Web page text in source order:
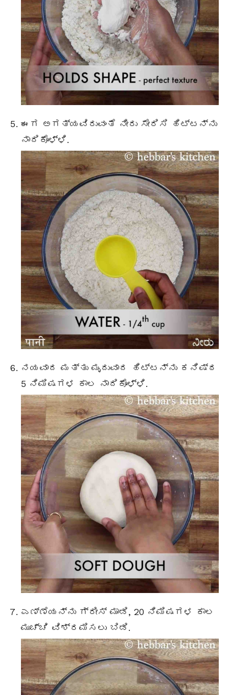
ಈಗ ಅಗತ್ಯವಿರುವಂತೆ ನೀರು ಸೇರಿಸಿ ಹಿಟ್ಟನ್ನು
ನಾದಿಕೊಳ್ಳಿ.
ನಯವಾದ ಮತ್ತು ಮೃದುವಾದ ಹಿಟ್ಟನ್ನು ಕನಿಷ್ಠ
5 ನಿಮಿಷಗಳ ಕಾಲ ನಾದಿಕೊಳ್ಳಿ.
ಎಣ್ಣೆಯನ್ನು ಗ್ರೀಸ್ ಮಾಡಿ, 20 ನಿಮಿಷಗಳ ಕಾಲ
ಮುಚ್ಚಿ ವಿಶ್ರಮಿಸಲು ಬಿಡಿ.